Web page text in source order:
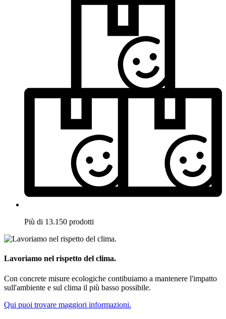
Più di 13.150 prodotti
Lavoriamo nel rispetto del clima.
Con concrete misure ecologiche contibuiamo a mantenere l'impatto
sull'ambiente e sul clima il più basso possibile.
Qui puoi trovare maggiori informazioni.